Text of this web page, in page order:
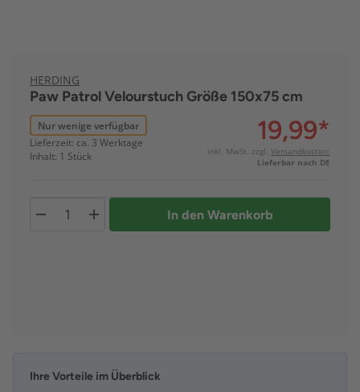
HERDING
Paw Patrol Velourstuch Größe 150x75 cm
Nur wenige verfügbar
Lieferzeit: ca. 3 Werktage
Inhalt: 1 Stück
19,99*
inkl. MwSt. zzgl. Versandkosten:
Lieferbar nach DE
In den Warenkorb
Ihre Vorteile im Überblick